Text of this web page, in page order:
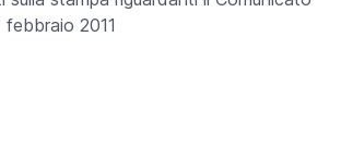
febbraio 2011